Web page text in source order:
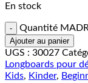
En stock
Quantité
Ajouter au panier
UGS : 30027
Longboards pour
Kids, Kinder,